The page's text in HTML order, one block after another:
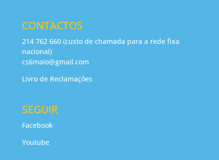
CONTACTOS
214 762 660 (custo de chamada para a rede fixa
nacional)
cs6maio@gmail.com
Livro de Reclamações
SEGUIR
Facebook
Youtube